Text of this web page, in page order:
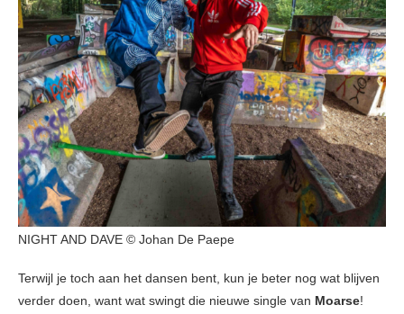
NIGHT AND DAVE © Johan De Paepe
Terwijl je toch aan het dansen bent, kun je beter nog wat blijven
verder doen, want wat swingt die nieuwe single van Moarse!